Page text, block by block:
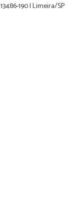
190 | Limeira/SP